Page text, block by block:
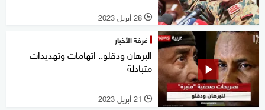
l 28 أبريل 2023
غرفة الأخبار
البرهان ودقلو.. اتهامات وتهديدات
متبادلة
l 21 أبريل 2023